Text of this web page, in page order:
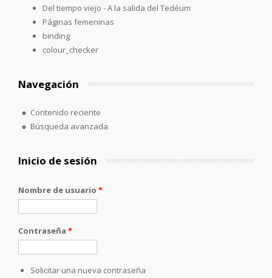
Del tiempo viejo - A la salida del Tedéum
Páginas femeninas
binding
colour_checker
Navegación
Contenido reciente
Búsqueda avanzada
Inicio de sesión
Nombre de usuario *
Contraseña *
Solicitar una nueva contraseña